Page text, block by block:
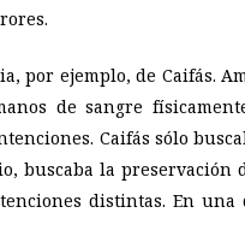
por ejemplo, de Caifás.
de sangre
Caifás sólo
buscaba la
distintas. En